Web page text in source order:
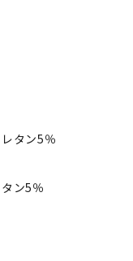
タン5％
ン5％